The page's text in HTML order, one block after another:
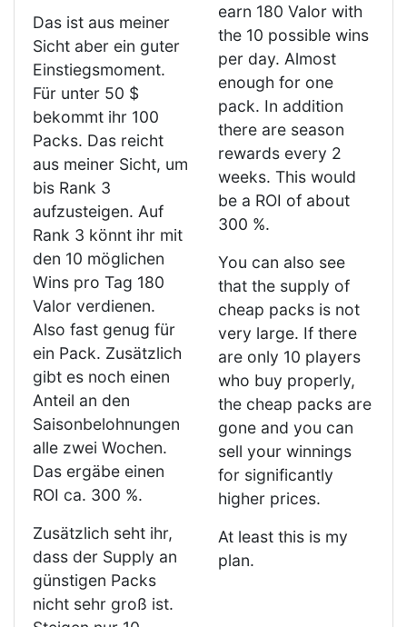
Das ist aus meiner
Sicht aber ein guter
Einstiegsmoment.
Für unter 50 $
bekommt ihr 100
Packs. Das reicht
aus meiner Sicht, um
bis Rank 3
aufzusteigen. Auf
Rank 3 könnt ihr mit
den 10 möglichen
Wins pro Tag 180
Valor verdienen.
Also fast genug für
ein Pack. Zusätzlich
gibt es noch einen
Anteil an den
Saisonbelohnungen
alle zwei Wochen.
Das ergäbe einen
ROI ca. 300 %.
Zusätzlich seht ihr,
dass der Supply an
günstigen Packs
nicht sehr groß ist.
earn 180 Valor with
the 10 possible wins
per day. Almost
enough for one
pack. In addition
there are season
rewards every 2
weeks. This would
be a ROI of about
300 %.
You can also see
that the supply of
cheap packs is not
very large. If there
are only 10 players
who buy properly,
the cheap packs are
gone and you can
sell your winnings
for significantly
higher prices.
At least this is my
plan.